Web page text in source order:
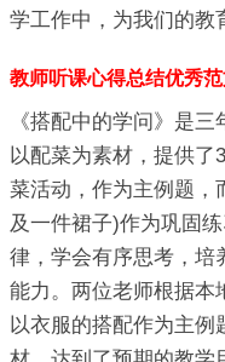
学工作中，为我们的教
教师听课心得总结优秀
《搭配中的学问》是
以配菜为素材，提供了
菜活动，作为主例题，
及一件裙子)作为巩固
律，学会有序思考，培
能力。两位老师根据本
以衣服的搭配作为主例